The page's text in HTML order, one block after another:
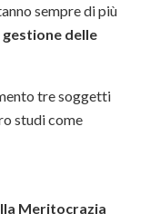
sempre di più
gestione delle
tre soggetti
studi come
Meritocrazia